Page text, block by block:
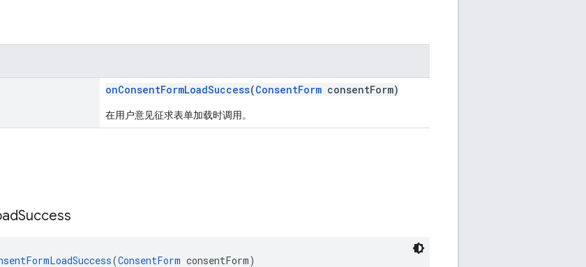
onConsentFormLoadSuccess(ConsentForm consentForm)
在用户意见征求表单加载时调用。
Success
(ConsentForm consentForm)